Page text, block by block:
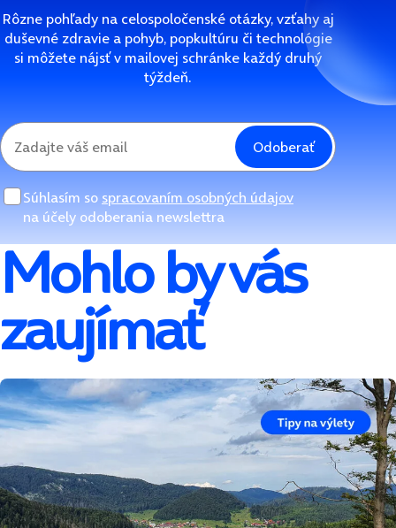
Rôzne pohľady na celospoločenské otázky, vzťahy aj
duševné zdravie a pohyb, popkultúru či technológie
si môžete nájsť v mailovej schránke každý druhý
týždeň.
Odoberať
Súhlasím so spracovaním osobných údajov
na účely odoberania newslettra
Mohlo by vás
zaujímať